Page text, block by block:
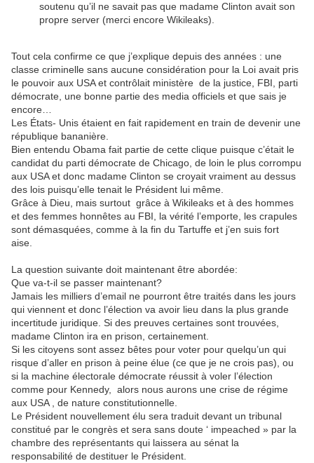
soutenu qu’il ne savait pas que madame Clinton avait son
propre server (merci encore Wikileaks).
Tout cela confirme ce que j’explique depuis des années : une
classe criminelle sans aucune considération pour la Loi avait pris
le pouvoir aux USA et contrôlait ministère de la justice, FBI, parti
démocrate, une bonne partie des media officiels et que sais je
encore…
Les États- Unis étaient en fait rapidement en train de devenir une
république bananière.
Bien entendu Obama fait partie de cette clique puisque c’était le
candidat du parti démocrate de Chicago, de loin le plus corrompu
aux USA et donc madame Clinton se croyait vraiment au dessus
des lois puisqu’elle tenait le Président lui même.
Grâce à Dieu, mais surtout grâce à Wikileaks et à des hommes
et des femmes honnêtes au FBI, la vérité l’emporte, les crapules
sont démasquées, comme à la fin du Tartuffe et j’en suis fort
aise.
La question suivante doit maintenant être abordée:
Que va-t-il se passer maintenant?
Jamais les milliers d’email ne pourront être traités dans les jours
qui viennent et donc l’élection va avoir lieu dans la plus grande
incertitude juridique. Si des preuves certaines sont trouvées,
madame Clinton ira en prison, certainement.
Si les citoyens sont assez bêtes pour voter pour quelqu’un qui
risque d’aller en prison à peine élue (ce que je ne crois pas), ou
si la machine électorale démocrate réussit à voler l’élection
comme pour Kennedy, alors nous aurons une crise de régime
aux USA , de nature constitutionnelle.
Le Président nouvellement élu sera traduit devant un tribunal
constitué par le congrès et sera sans doute ‘ impeached » par la
chambre des représentants qui laissera au sénat la
responsabilité de destituer le Président.